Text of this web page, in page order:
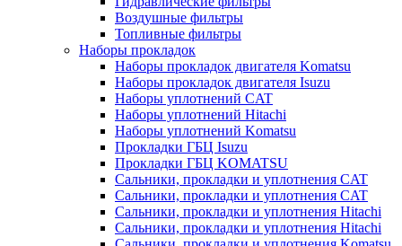
Воздушные фильтры
Топливные фильтры
Наборы прокладок
Наборы прокладок двигателя Komatsu
Наборы прокладок двигателя Isuzu
Наборы уплотнений CAT
Наборы уплотнений Hitachi
Наборы уплотнений Komatsu
Прокладки ГБЦ Isuzu
Прокладки ГБЦ KOMATSU
Сальники, прокладки и уплотнения CAT
Сальники, прокладки и уплотнения CAT
Сальники, прокладки и уплотнения Hitachi
Сальники, прокладки и уплотнения Hitachi